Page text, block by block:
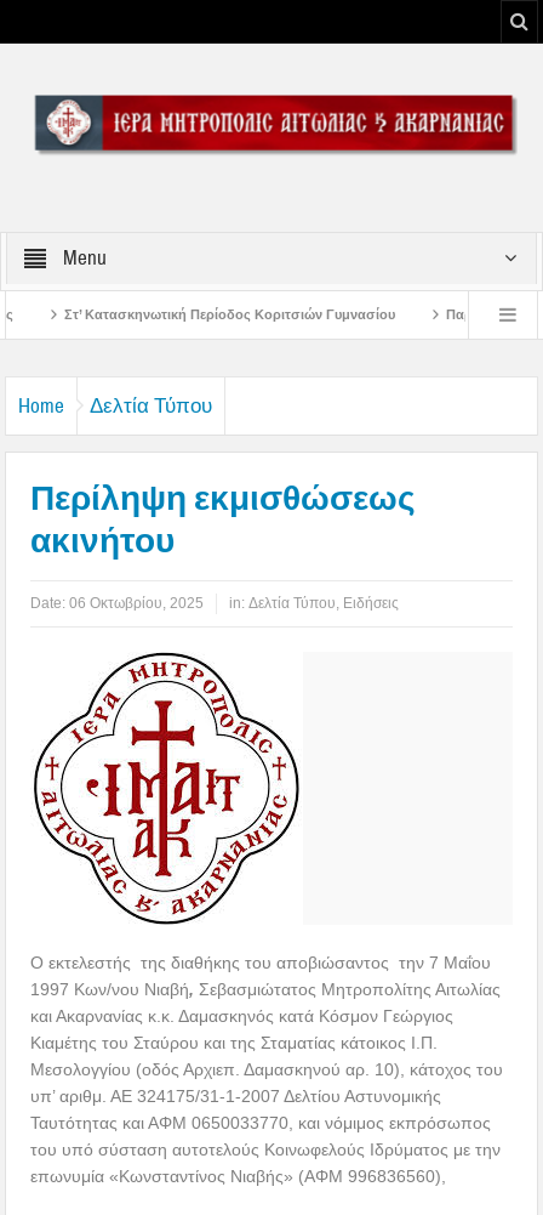
Menu
Περίοδος Κοριτσιών Γυμνασίου Παρακλήσεις πρώτης εβδομάδος
Home Δελτία Τύπου
Περίληψη εκμισθώσεως
ακινήτου
Date:06 Οκτωβρίου, 2025 in:Δελτία Τύπου Ειδήσεις
Ο εκτελεστής της διαθήκης του αποβιώσαντος την 7 Μαΐου
1997 Κων/νου Νιαβή, Σεβασμιώτατος Μητροπολίτης Αιτωλίας
και Ακαρνανίας κ.κ. Δαμασκηνός κατά Κόσμον Γεώργιος
Κιαμέτης του Σταύρου και της Σταματίας κάτοικος Ι.Π.
Μεσολογγίου (οδός Αρχιεπ. Δαμασκηνού αρ. 10), κάτοχος του
υπ’ αριθμ. ΑΕ 324175/31-1-2007 Δελτίου Αστυνομικής
Ταυτότητας και ΑΦΜ 0650033770, και νόμιμος εκπρόσωπος
του υπό σύσταση αυτοτελούς Κοινωφελούς Ιδρύματος με την
επωνυμία «Κωνσταντίνος Νιαβής» (ΑΦΜ 996836560),